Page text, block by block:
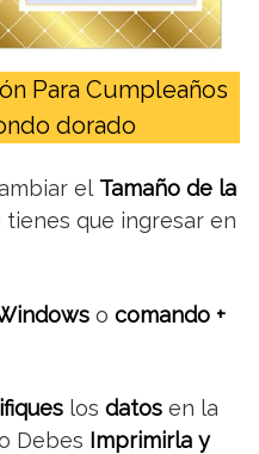
Para Cumpleaños
dorado
el Tamaño de la
que ingresar en
o comando +
los datos en la
Debes Imprimirla y